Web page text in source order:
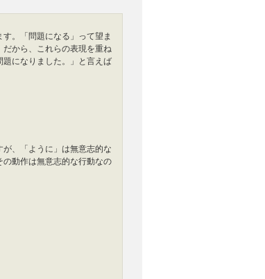
。「問題になる」って望ま
から、これらの表現を重ね
になりました。」と言えば
、「ように」は無意志的な
動作は無意志的な行動なの